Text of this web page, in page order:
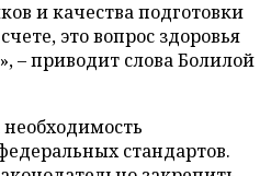
и качества подготовки
это вопрос здоровья
– приводит слова Болилой
стандартов.